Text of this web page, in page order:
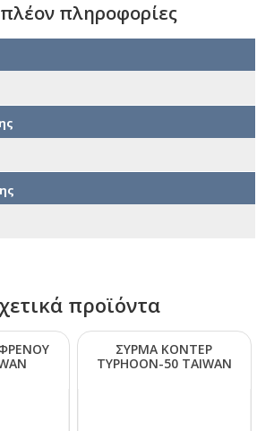
πληροφορίες
προϊόντα
ΣΥΡΜΑ ΚΟΝΤΕΡ
ΤΥΡΗΟΟΝ-50 ΤΑΙWΑΝ